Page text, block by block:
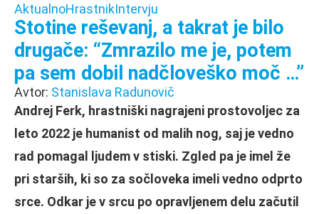
AktualnoHrastnikIntervju
Stotine reševanj, a takrat je bilo
drugače: “Zmrazilo me je, potem
pa sem dobil nadčloveško moč …”
Avtor: Stanislava Radunovič
Andrej Ferk, hrastniški nagrajeni prostovoljec za
leto 2022 je humanist od malih nog, saj je vedno
rad pomagal ljudem v stiski. Zgled pa je imel že
pri starših, ki so za sočloveka imeli vedno odprto
srce. Odkar je v srcu po opravljenem delu začutil